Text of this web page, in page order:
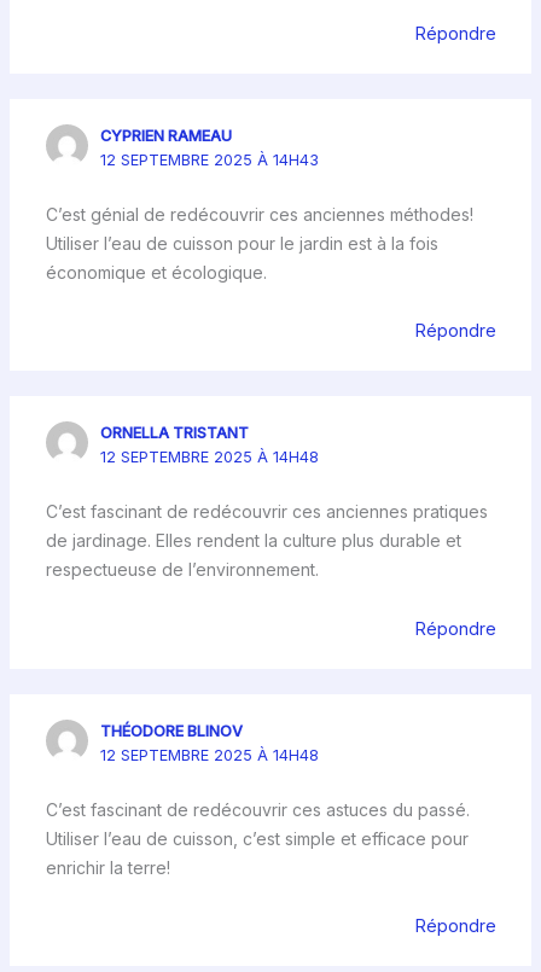
Répondre
CYPRIEN RAMEAU
12 SEPTEMBRE 2025 À 14H43
C’est génial de redécouvrir ces anciennes méthodes!
Utiliser l’eau de cuisson pour le jardin est à la fois
économique et écologique.
Répondre
ORNELLA TRISTANT
12 SEPTEMBRE 2025 À 14H48
C’est fascinant de redécouvrir ces anciennes pratiques
de jardinage. Elles rendent la culture plus durable et
respectueuse de l’environnement.
Répondre
THÉODORE BLINOV
12 SEPTEMBRE 2025 À 14H48
C’est fascinant de redécouvrir ces astuces du passé.
Utiliser l’eau de cuisson, c’est simple et efficace pour
enrichir la terre!
Répondre